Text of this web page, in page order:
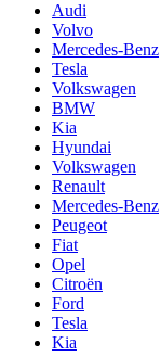
Audi
Volvo
Mercedes-Benz
Tesla
Volkswagen
BMW
Kia
Hyundai
Volkswagen
Renault
Mercedes-Benz
Peugeot
Fiat
Opel
Citroën
Ford
Tesla
Kia